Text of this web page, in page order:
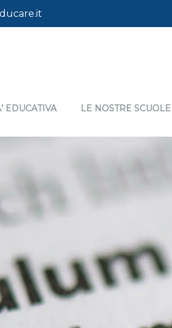
EDUCATIVA LE NOSTRE